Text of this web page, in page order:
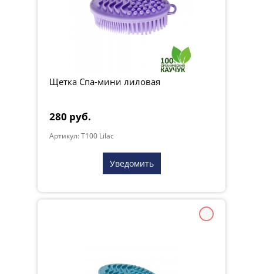
Щетка Спа-мини лиловая
280 руб.
Артикул: T100 Lilac
Уведомить